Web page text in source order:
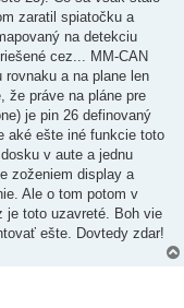
zaratil spiatočku a
na detekciu
cez... MM-CAN
rovnaku a na plane len
že práve na pláne pre
je pin 26 definovaný
aké ešte iné funkcie toto
v aute a jednu
zoženiem display a
Ale o tom potom v
je toto uzavreté. Boh vie
ešte. Dovtedy zdar!